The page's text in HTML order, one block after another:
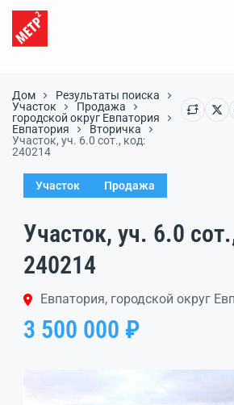
Дом
Результаты поиска
Участок
Продажа
городской округ Евпатория
Евпатория
Вторичка
Участок, уч. 6.0 сот., код:
240214
Участок Продажа
Участок, уч. 6.0
240214
Евпатория, городской округ
3 500 000 ₽